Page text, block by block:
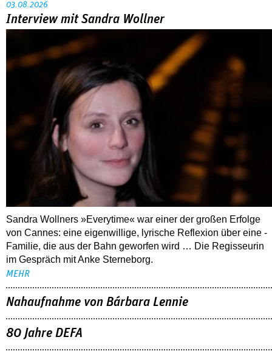
03.08.2026
Interview mit Sandra Wollner
Sandra Wollners »Everytime« war einer der großen Erfolge
von Cannes: eine eigenwillige, lyrische Reflexion über eine ­
Familie, die aus der Bahn geworfen wird … Die Regisseurin
im Gespräch mit Anke Sterneborg.
MEHR
Nahaufnahme von Bárbara Lennie
80 Jahre DEFA